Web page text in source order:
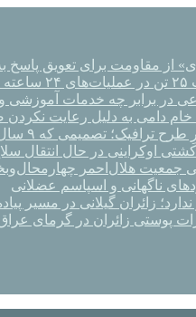
از مقاومت برای تعویق پاسخ
در برابر چه خدمات
تصمیمی که ۹ سال رفت‌وبرگشت دارد
جمعیت هلال‌احمر
ناگهانی و اسپاسم عضلانی
زائران گیلانی در مسیر
پوستی زائران در گرمای